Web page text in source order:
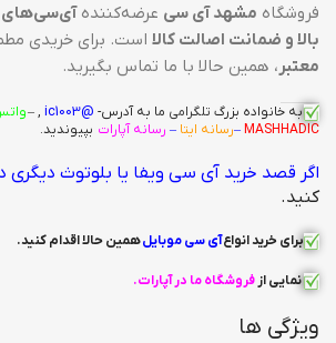
فروشگاه مشهد آی سی عرضه‌کنندهآی‌سی‌های
بالا و ضمانت اصالت کالا است. برای خریدی
معتبر ، همین حالا با ما تماس بگیرید.
به خانواده بزرگ تلگرامی ما به آدرس- @ic1003
, –
MASHHADIC
–رسانه ایتا – رسانه آپارات بپیوندید.
اگر قصد خرید آی سی ویفا یا بلوتوث دیگری
کنید.
برای خرید انواعآی سیموبایلهمین حالا اقدام کنید.
نمایی از فروشگاه ما در آپارات.
ویژگی ها